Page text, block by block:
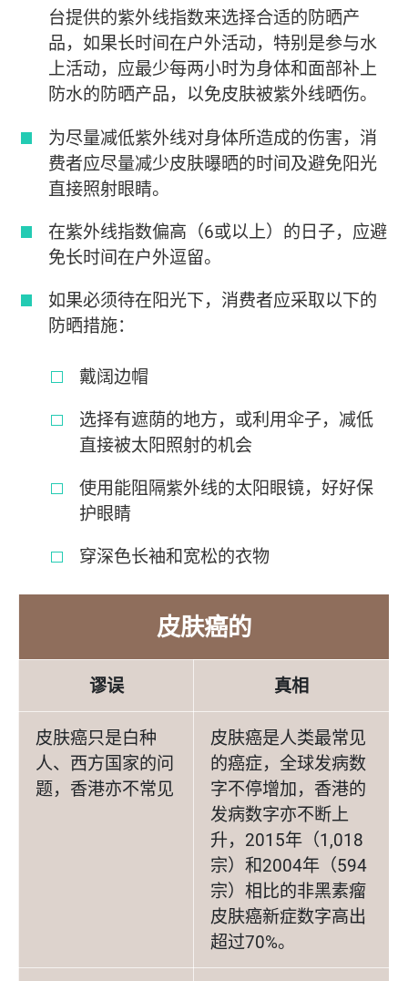
台提供的紫外线指数来选择合适的防晒产
品，如果长时间在户外活动，特别是参与水
上活动，应最少每两小时为身体和面部补上
防水的防晒产品，以免皮肤被紫外线晒伤。
为尽量减低紫外线对身体所造成的伤害，消
费者应尽量减少皮肤曝晒的时间及避免阳光
直接照射眼睛。
在紫外线指数偏高（6或以上）的日子，应避
免长时间在户外逗留。
如果必须待在阳光下，消费者应采取以下的
防晒措施：
戴阔边帽
选择有遮荫的地方，或利用伞子，减低
直接被太阳照射的机会
使用能阻隔紫外线的太阳眼镜，好好保
护眼睛
穿深色长袖和宽松的衣物
皮肤癌的
谬误 真相
皮肤癌只是白种
人、西方国家的问
题，香港亦不常见
皮肤癌是人类最常见
的癌症，全球发病数
字不停增加，香港的
发病数字亦不断上
升，2015年（1,018
宗）和2004年（594
宗）相比的非黑素瘤
皮肤癌新症数字高出
超过70%。